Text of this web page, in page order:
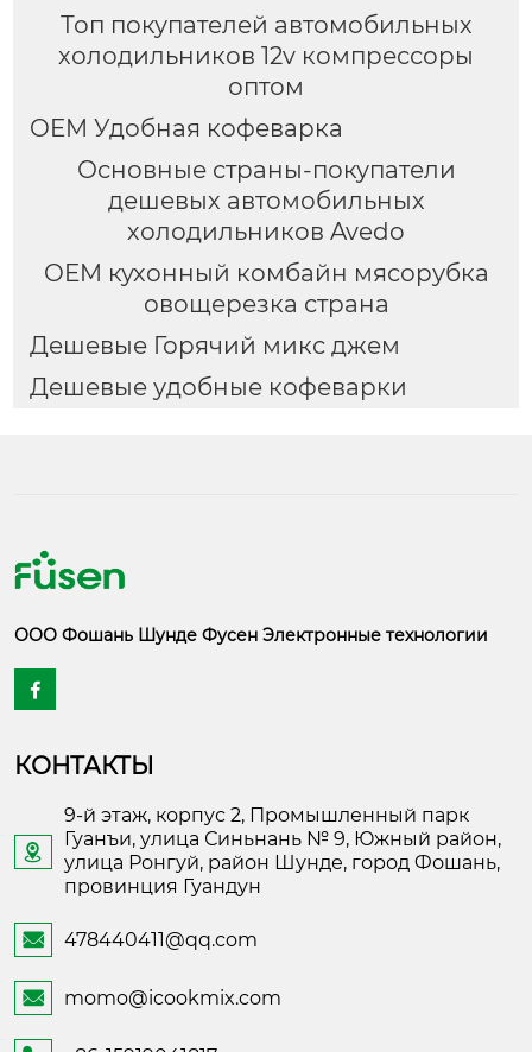
Топ покупателей автомобильных
холодильников 12v компрессоры
оптом
OEM Удобная кофеварка
Основные страны-покупатели
дешевых автомобильных
холодильников Avedo
OEM кухонный комбайн мясорубка
овощерезка страна
Дешевые Горячий микс джем
Дешевые удобные кофеварки
ООО Фошань Шунде Фусен Электронные технологии

КОНТАКТЫ

9-й этаж, корпус 2, Промышленный парк
Гуанъи, улица Синьнань № 9, Южный район,
улица Ронгуй, район Шунде, город Фошань,
провинция Гуандун
 478440411@qq.com
 momo@icookmix.com